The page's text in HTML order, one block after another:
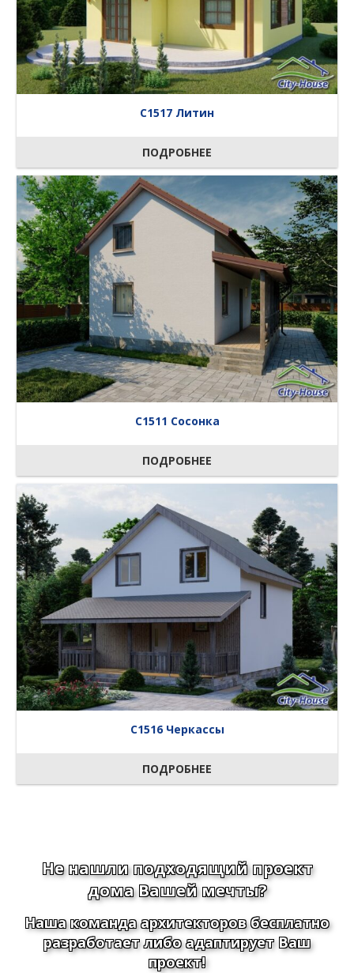
C1517 Литин
ПОДРОБНЕЕ
C1511 Сосонка
ПОДРОБНЕЕ
C1516 Черкассы
ПОДРОБНЕЕ
Не нашли подходящий проект
дома Вашей мечты?
Наша команда архитекторов бесплатно
разработает либо адаптирует Ваш
проект!